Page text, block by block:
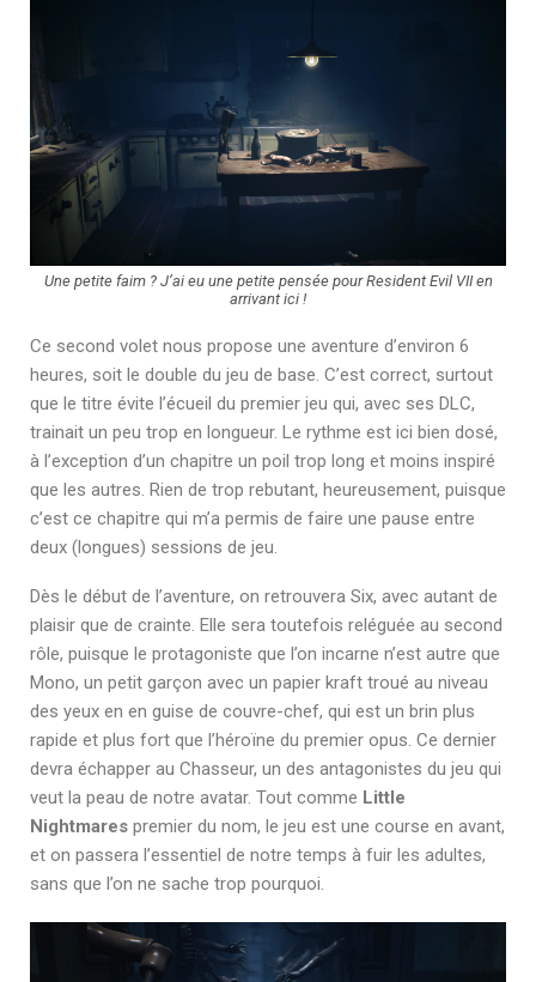
Une petite faim ? J’ai eu une petite pensée pour Resident Evil VII en
arrivant ici !
Ce second volet nous propose une aventure d’environ 6
heures, soit le double du jeu de base. C’est correct, surtout
que le titre évite l’écueil du premier jeu qui, avec ses DLC,
trainait un peu trop en longueur. Le rythme est ici bien dosé,
à l’exception d’un chapitre un poil trop long et moins inspiré
que les autres. Rien de trop rebutant, heureusement, puisque
c’est ce chapitre qui m’a permis de faire une pause entre
deux (longues) sessions de jeu.
Dès le début de l’aventure, on retrouvera Six, avec autant de
plaisir que de crainte. Elle sera toutefois reléguée au second
rôle, puisque le protagoniste que l’on incarne n’est autre que
Mono, un petit garçon avec un papier kraft troué au niveau
des yeux en en guise de couvre-chef, qui est un brin plus
rapide et plus fort que l’héroïne du premier opus. Ce dernier
devra échapper au Chasseur, un des antagonistes du jeu qui
veut la peau de notre avatar. Tout comme Little
Nightmares premier du nom, le jeu est une course en avant,
et on passera l’essentiel de notre temps à fuir les adultes,
sans que l’on ne sache trop pourquoi.